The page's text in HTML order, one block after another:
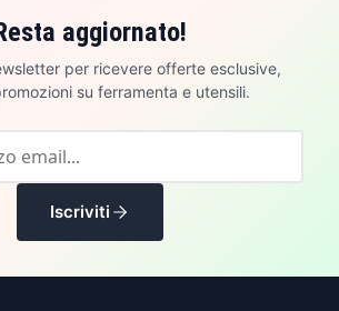
aggiornato!
per ricevere offerte esclusive,
su ferramenta e utensili.
Iscriviti